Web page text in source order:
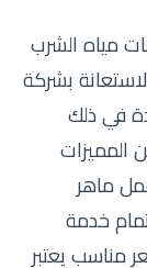
مياه الشرب
بشركة
في ذلك
المميزات
ماهر
خدمة
مناسب يعتبر